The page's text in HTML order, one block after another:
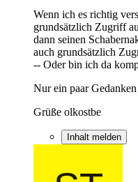
Wenn ich es richtig
grundsätzlich Zugriff
dann seinen
auch grundsätzlich
-- Oder bin ich da
Nur ein paar
Grüße olkostbe
Inhalt melden